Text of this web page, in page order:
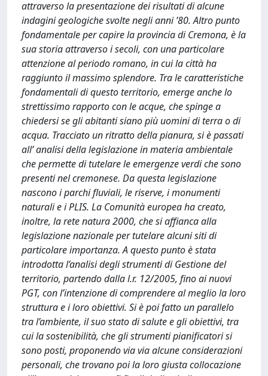
attraverso la presentazione dei risultati di alcune
indagini geologiche svolte negli anni ’80. Altro punto
fondamentale per capire la provincia di Cremona, è la
sua storia attraverso i secoli, con una particolare
attenzione al periodo romano, in cui la città ha
raggiunto il massimo splendore. Tra le caratteristiche
fondamentali di questo territorio, emerge anche lo
strettissimo rapporto con le acque, che spinge a
chiedersi se gli abitanti siano più uomini di terra o di
acqua. Tracciato un ritratto della pianura, si è passati
all’ analisi della legislazione in materia ambientale
che permette di tutelare le emergenze verdi che sono
presenti nel cremonese. Da questa legislazione
nascono i parchi fluviali, le riserve, i monumenti
naturali e i PLIS. La Comunità europea ha creato,
inoltre, la rete natura 2000, che si affianca alla
legislazione nazionale per tutelare alcuni siti di
particolare importanza. A questo punto è stata
introdotta l’analisi degli strumenti di Gestione del
territorio, partendo dalla l.r. 12/2005, fino ai nuovi
PGT, con l’intenzione di comprendere al meglio la loro
struttura e i loro obiettivi. Si è poi fatto un parallelo
tra l’ambiente, il suo stato di salute e gli obiettivi, tra
cui la sostenibilità, che gli strumenti pianificatori si
sono posti, proponendo via via alcune considerazioni
personali, che trovano poi la loro giusta collocazione